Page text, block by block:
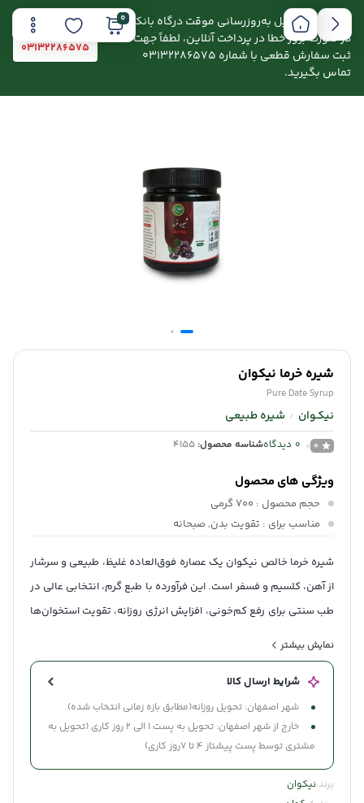
اطلاعیه: به دلیل به‌روزرسانی موقت درگاه بانکی،
در صورت بروز خطا در پرداخت آنلاین، لطفاً جهت
ثبت سفارش قطعی با شماره 03132286575
تماس بگیرید.
03132286575
0
شیره خرما نیکوان
Pure Date Syrup
نیکـوان / شیره طبیعی
0
0 دیدگاهشناسه محصول: 4155
ویژگی های محصول
حجم محصول : 700 گرمی
مناسب برای : تقویت بدن, صبحانه
شیره خرما خالص نیکوان یک عصاره فوق‌العاده غلیظ، طبیعی و سرشار
از آهن، کلسیم و فسفر است. این فرآورده با طبع گرم، انتخابی عالی در
طب سنتی برای رفع کم‌خونی، افزایش انرژی روزانه، تقویت استخوان‌ها
آشپزی به شمار می‌رود.
نمایش بیشتر
شرایط ارسال کالا
شهر اصفهان: تحویل روزانه(مطابق بازه زمانی انتخاب شده)
خارج از شهر اصفهان: تحویل به پست 1 الی 2 روز کاری (تحویل به
مشتری توسط پست پیشتاز 4 تا 7روز کاری)
برند:نیکوان